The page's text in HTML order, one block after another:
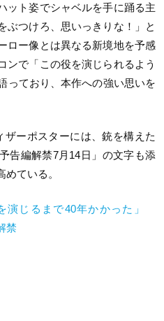
ット姿でシャベルを手に踊る主
ぶつけろ、思いっきりな！」と
ロー像とは異なる新境地を予感
ンで「この役を演じられるよう
っており、本作への強い思いを
ザーポスターには、銃を構えた
告編解禁7月 14日」の文字も添
ている。
演じるまで40年かかった」
禁